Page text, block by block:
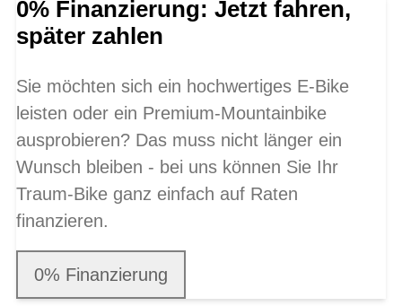
0% Finanzierung: Jetzt fahren,
später zahlen
Sie möchten sich ein hochwertiges E-Bike
leisten oder ein Premium-Mountainbike
ausprobieren? Das muss nicht länger ein
Wunsch bleiben - bei uns können Sie Ihr
Traum-Bike ganz einfach auf Raten
finanzieren.
0% Finanzierung